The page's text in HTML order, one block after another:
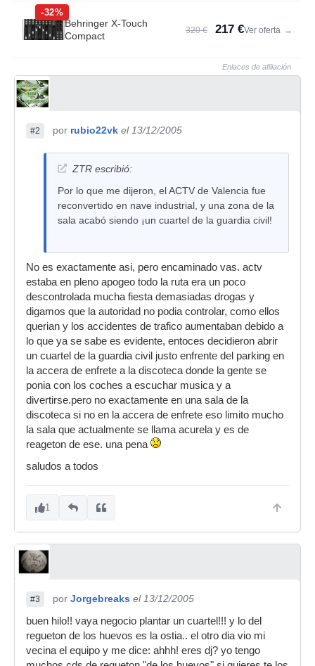
-32%
Behringer X-Touch
Compact
320 € 217 €Ver oferta →
Enlaces de afiliación
#2 por rubio22vk el 13/12/2005
ZTR escribió:
Por lo que me dijeron, el ACTV de Valencia fue
reconvertido en nave industrial, y una zona de la
sala acabó siendo ¡un cuartel de la guardia civil!
No es exactamente asi, pero encaminado vas. actv
estaba en pleno apogeo todo la ruta era un poco
descontrolada mucha fiesta demasiadas drogas y
digamos que la autoridad no podia controlar, como ellos
querian y los accidentes de trafico aumentaban debido a
lo que ya se sabe es evidente, entoces decidieron abrir
un cuartel de la guardia civil justo enfrente del parking en
la accera de enfrete a la discoteca donde la gente se
ponia con los coches a escuchar musica y a
divertirse.pero no exactamente en una sala de la
discoteca si no en la accera de enfrete eso limito mucho
la sala que actualmente se llama acurela y es de
reageton de ese. una pena
saludos a todos
1
#3 por Jorgebreaks el 13/12/2005
buen hilo!! vaya negocio plantar un cuartel!!! y lo del
regueton de los huevos es la ostia.. el otro dia vio mi
vecina el equipo y me dice: ahhh! eres dj? yo tengo